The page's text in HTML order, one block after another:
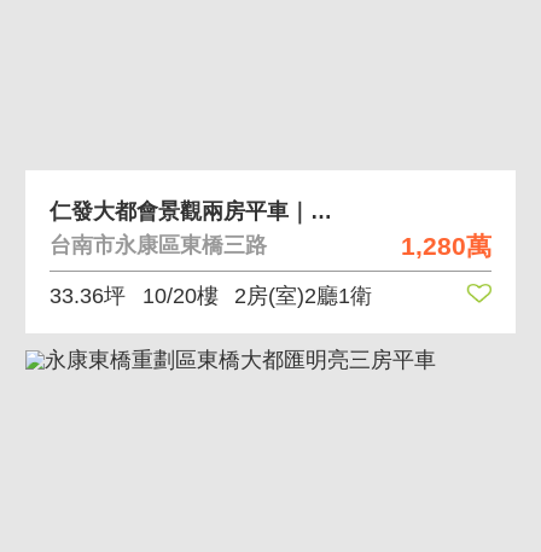
1,280萬
仁發大都會景觀兩房平車｜永康新都心首選宅
台南市永康區東橋三路
33.36坪 10/20樓 2房(室)2廳1衛